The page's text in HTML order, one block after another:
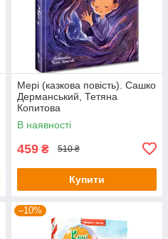
Мері (казкова повість). Сашко
Дерманський, Тетяна
Копитова
В наявності
459 ₴ 510 ₴
Купити
–10%